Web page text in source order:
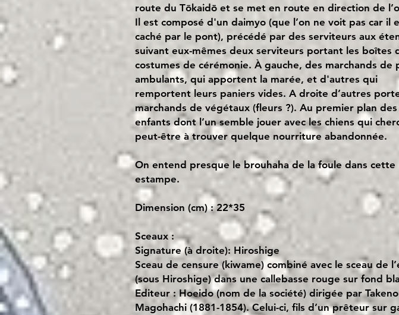
route du Tōkaidō et se met en route en direction de
Il est composé d'un daimyo (que l’on ne voit pas car il
caché par le pont), précédé par des serviteurs aux
suivant eux-mêmes deux serviteurs portant les boîtes
costumes de cérémonie. À gauche, des marchands de
ambulants, qui apportent la marée, et d'autres qui
remportent leurs paniers vides. A droite d’autres
marchands de végétaux (fleurs ?). Au premier plan des
enfants dont l’un semble jouer avec les chiens qui
peut-être à trouver quelque nourriture abandonnée.
On entend presque le brouhaha de la foule dans cette
estampe.
Dimension (cm) : 22*35
Sceaux :
Signature (à droite): Hiroshige
Sceau de censure (kiwame) combiné avec le sceau de
(sous Hiroshige) dans une callebasse rouge sur fond
Editeur : Hoeido (nom de la société) dirigée par
Magohachi (1881-1854). Celui-ci, fils d’un prêteur sur